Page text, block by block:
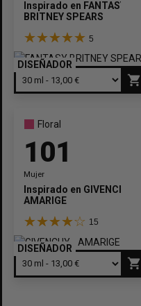
Inspirado en FANTASY
BRITNEY SPEARS
5
DISEÑADOR
shopping_cart
Floral
101
Mujer
Inspirado en GIVENCHY
AMARIGE
15
DISEÑADOR
shopping_cart